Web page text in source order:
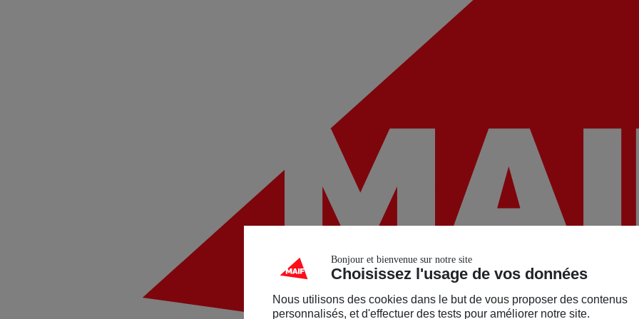
Bonjour et bienvenue sur notre site
Choisissez l'usage de vos données
Nous utilisons des cookies dans le but de vous proposer des contenus
personnalisés, et d'effectuer des tests pour améliorer notre site.